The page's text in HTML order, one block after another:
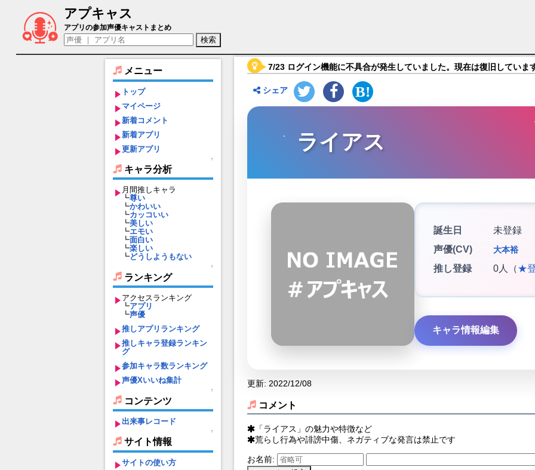
アプキャス
ライアス（声優：大本裕)【ラングリッサー モバイル】キャラ紹介
アプリの参加声優キャストまとめ
メニュー
トップ
マイページ
新着コメント
新着アプリ
更新アプリ
↑
キャラ分析
月間推しキャラ
┗尊い
┗かわいい
┗カッコいい
┗美しい
┗エモい
┗面白い
┗楽しい
┗どうしようもない
↑
ランキング
アクセスランキング
┗アプリ
┗声優
推しアプリランキング
推しキャラ登録ランキン
グ
参加キャラ数ランキング
声優Xいいね集計
↑
コンテンツ
出来事レコード
↑
サイト情報
サイトの使い方
7/23 ログイン機能に不具合が発生していました。現在は復旧していま
シェア
ライアス
誕生日
未登録
声優(CV)
大本裕
推し登録 0人（★
キャラ情報編集
更新: 2022/12/08
コメント
「ライアス」の魅力や特徴など
荒らし行為や誹謗中傷、ネガティブな発言は禁止です
お名前: